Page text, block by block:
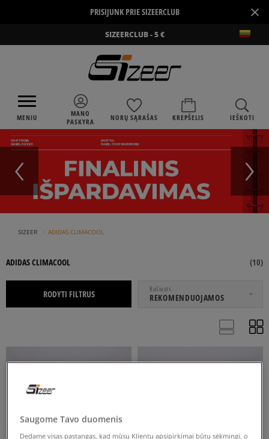
PRISIJUNK PRIE SIZEERCLUB ×
SIZEERCLUB - 5 €
MENIU
MANO
PASKYRA
NORŲ SĄRAŠAS KREPŠELIS IEŠKOTI
SIZEER ADIDAS CLIMACOOL
ADIDAS CLIMACOOL (10)
RODYTI FILTRUS Rušiuoti
REKOMENDUOJAMOS
NUO IKI
Saugome Tavo duomenis
Dedame visas pastangas, kad mūsų Klientų apsipirkimai būtų sėkmingi, o